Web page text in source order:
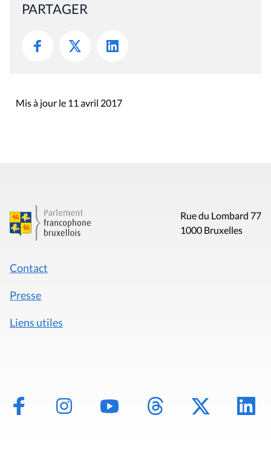
PARTAGER
Mis à jour le 11 avril 2017
Rue du Lombard 77
1000 Bruxelles
Contact
Presse
Liens utiles